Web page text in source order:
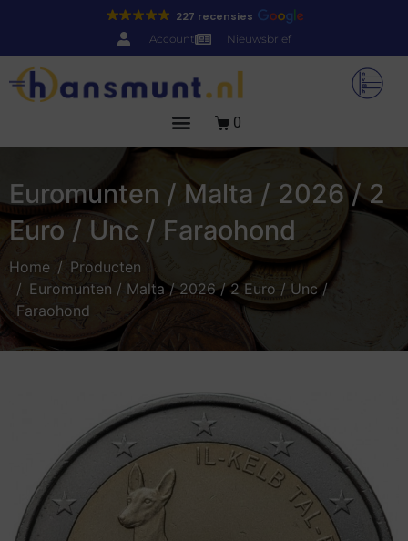
227 recensies
Account Nieuwsbrief
0
Euromunten / Malta / 2026 / 2
Euro / Unc / Faraohond
Home
Producten
Euromunten / Malta / 2026 / 2 Euro / Unc /
Faraohond